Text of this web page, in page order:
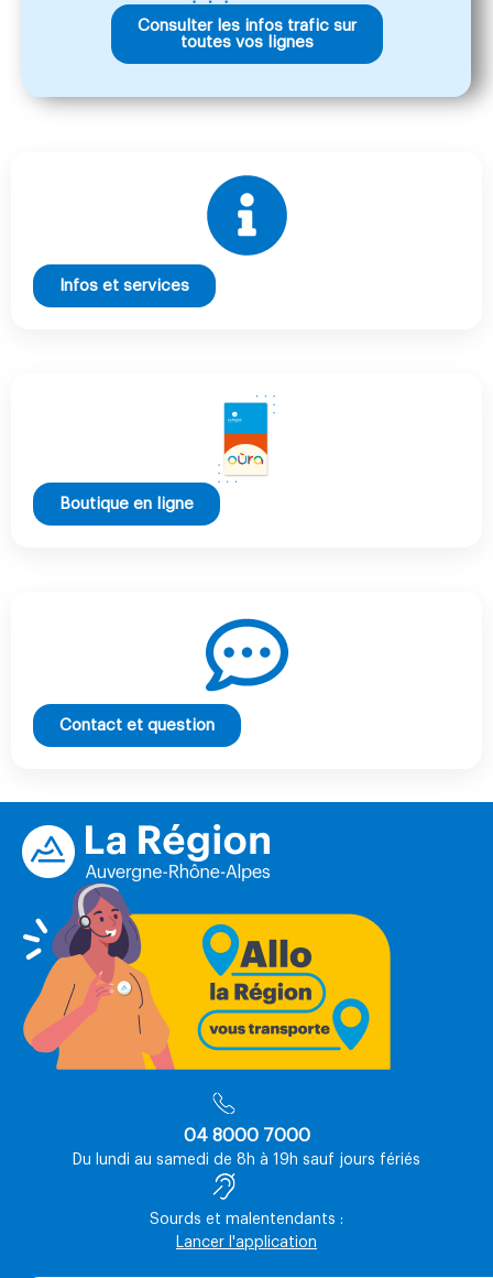
Consulter les infos trafic sur
toutes vos lignes
Infos et services
Boutique en ligne
Contact et question
04 8000 7000
Du lundi au samedi de 8h à 19h sauf jours fériés
Sourds et malentendants :
Lancer l'application